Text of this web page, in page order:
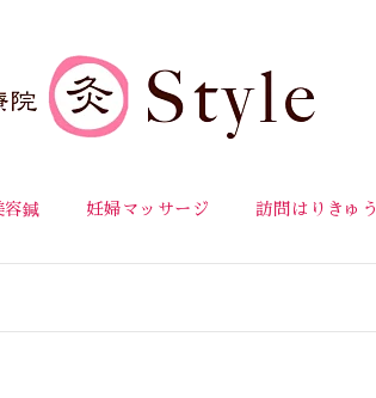
容鍼 妊婦マッサージ 訪問はりきゅう